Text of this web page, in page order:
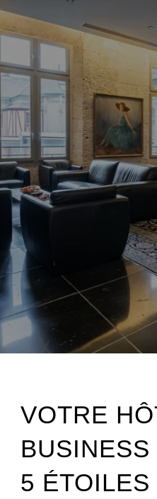
VOTRE
5